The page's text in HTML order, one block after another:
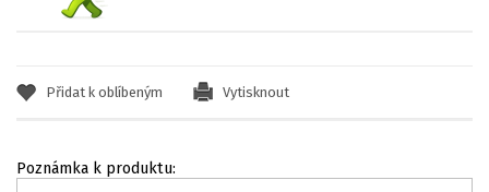
Přidat k oblíbeným Vytisknout
Poznámka k produktu: